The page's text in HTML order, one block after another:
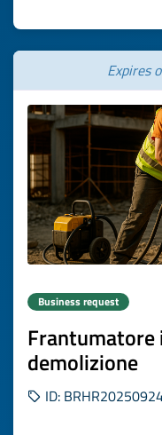
Expires
Business request
demolizione
ID: